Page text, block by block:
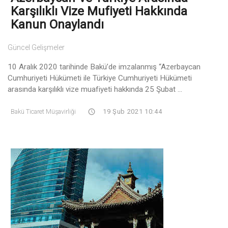
Karşılıklı Vize Mufiyeti Hakkında
Kanun Onaylandı
Güncel Gelişmeler
10 Aralık 2020 tarihinde Bakü’de imzalanmış “Azerbaycan
Cumhuriyeti Hükümeti ile Türkiye Cumhuriyeti Hükümeti
arasında karşılıklı vize muafiyeti hakkında 25 Şubat ...
Bakü Ticaret Müşavirliği 19 Şub 2021 10:44